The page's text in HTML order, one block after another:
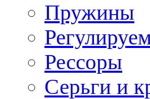
Пружины
Рессоры
Серьги и